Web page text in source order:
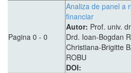
Pagina 0 - 0
Analiza de panel a
financiar
Autor: Prof. univ.
Drd. Ioan-Bogdan
Christiana-Brigitte
ROBU
DOI: